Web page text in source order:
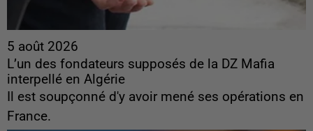
5 août 2026
L’un des fondateurs supposés de la DZ Mafia
interpellé en Algérie
Il est soupçonné d'y avoir mené ses opérations en
France.